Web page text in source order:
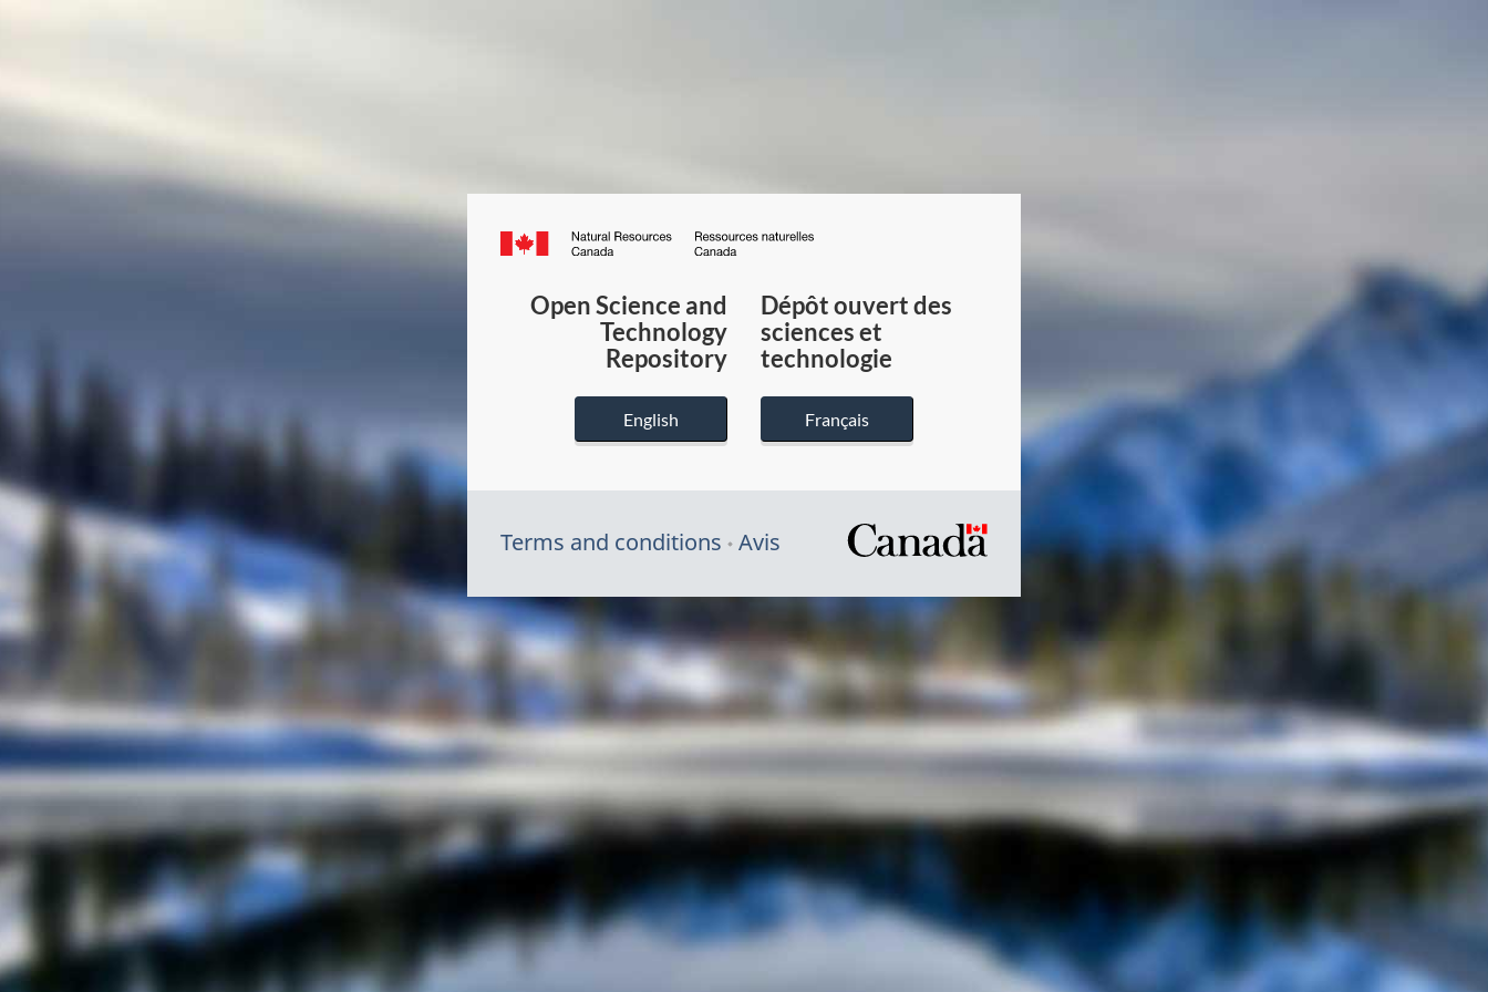
Canada.ca
du
Canada
Open Science and
Technology
Repository
English
Dépôt ouvert des
sciences et
technologie
Français
Terms and conditions Avis
/
gouvernement
du
Canada